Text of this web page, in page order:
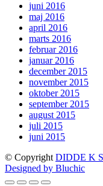
juni 2016
maj 2016
april 2016
marts 2016
februar 2016
januar 2016
december 2015
november 2015
oktober 2015
september 2015
august 2015
juli 2015
juni 2015
© Copyright DIDDE K
Designed by Bluchic